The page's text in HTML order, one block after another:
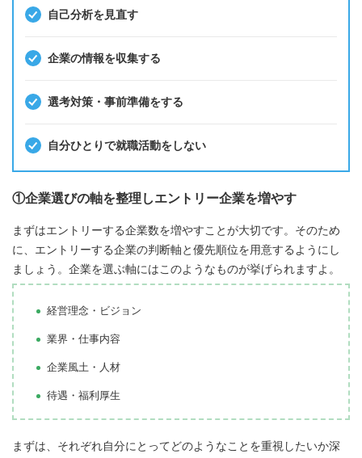
自己分析を見直す
企業の情報を収集する
選考対策・事前準備をする
自分ひとりで就職活動をしない
①企業選びの軸を整理しエントリー企業を増やす
まずはエントリーする企業数を増やすことが大切です。そのため
に、エントリーする企業の判断軸と優先順位を用意するようにし
ましょう。企業を選ぶ軸にはこのようなものが挙げられますよ。
経営理念・ビジョン
業界・仕事内容
企業風土・人材
待遇・福利厚生
まずは、それぞれ自分にとってどのようなことを重視したいか深